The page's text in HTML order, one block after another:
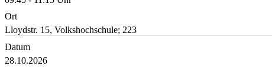
Ort
Lloydstr. 15, Volkshochschule; 223
Datum
28.10.2026